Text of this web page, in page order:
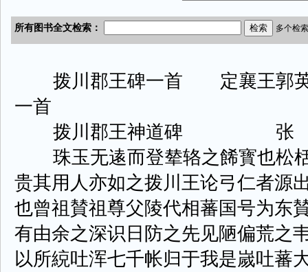
拨川郡王碑一首 定襄王郭英
一首
拨川郡王神道碑 张
珠玉无逺而登辇辂之餙寳也松
贵其用人亦如之拨川王论弓仁者源
也曾祖賛祖尊父陵代相蕃国号为东
有由余之深识日防之先见陋偏荒之
以所綂吐浑七千帐归于我是嵗吐蕃